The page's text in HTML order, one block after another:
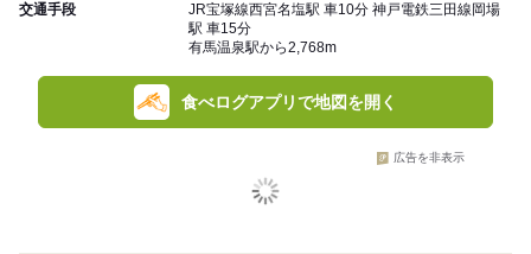
交通手段
JR宝塚線西宮名塩駅 車10分 神戸電鉄三田線岡場
駅 車15分
有馬温泉駅から2,768m
食べログアプリで地図を開く
広告を非表示